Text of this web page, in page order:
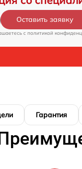
Оставить заявку
c политикой
Гарантия